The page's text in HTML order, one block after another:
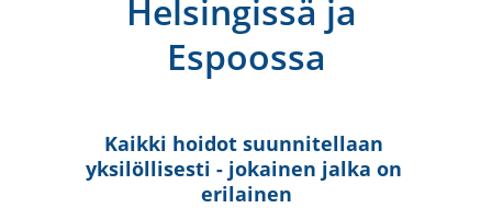
Helsingissä ja
Espoossa
Kaikki hoidot suunnitellaan
yksilöllisesti - jokainen jalka on
erilainen